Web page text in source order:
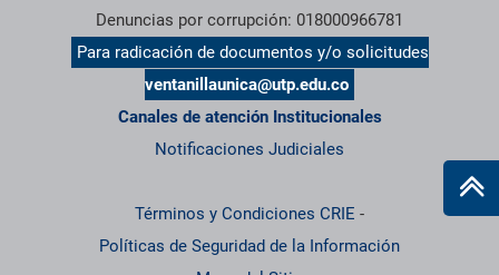
Denuncias por corrupción: 018000966781
Para radicación de documentos y/o solicitudes
ventanillaunica@utp.edu.co
Canales de atención Institucionales
Notificaciones Judiciales
Términos y Condiciones CRIE -
Políticas de Seguridad de la Información